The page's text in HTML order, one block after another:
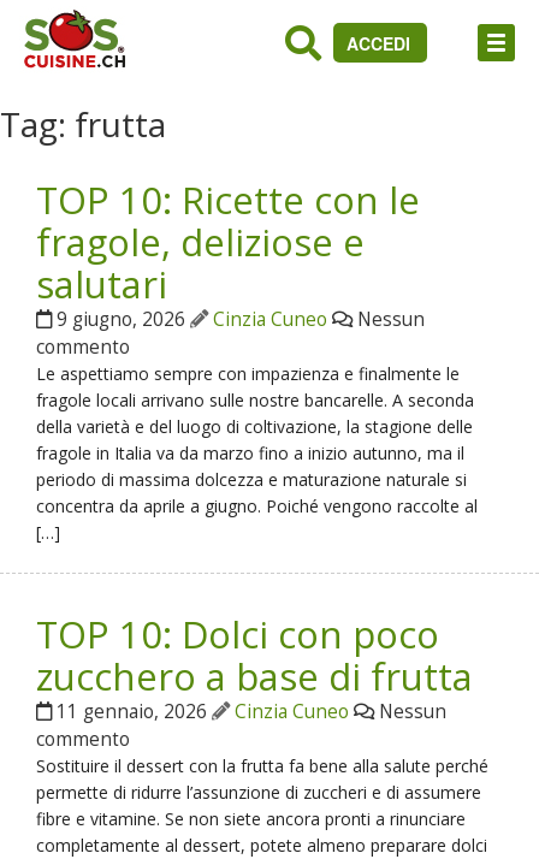
ACCEDI
Tag: frutta
TOP 10: Ricette con le
fragole, deliziose e
salutari
9 giugno, 2026 Cinzia Cuneo
Nessun
commento
Le aspettiamo sempre con impazienza e finalmente le
fragole locali arrivano sulle nostre bancarelle. A seconda
della varietà e del luogo di coltivazione, la stagione delle
fragole in Italia va da marzo fino a inizio autunno, ma il
periodo di massima dolcezza e maturazione naturale si
concentra da aprile a giugno. Poiché vengono raccolte al
[…]
TOP 10: Dolci con poco
zucchero a base di frutta
11 gennaio, 2026 Cinzia Cuneo
Nessun
commento
Sostituire il dessert con la frutta fa bene alla salute perché
permette di ridurre l’assunzione di zuccheri e di assumere
fibre e vitamine. Se non siete ancora pronti a rinunciare
completamente al dessert, potete almeno preparare dolci